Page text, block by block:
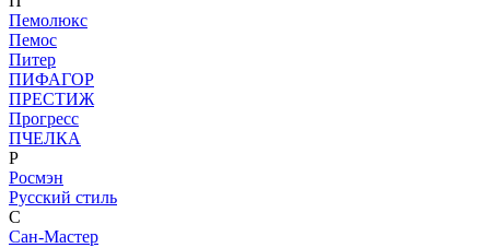
Пемолюкс
Пемос
Питер
ПИФАГОР
ПРЕСТИЖ
Прогресс
ПЧЕЛКА
Р
Росмэн
Русский стиль
С
Сан-Мастер